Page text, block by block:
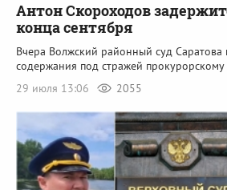
Антон Скороходов
конца сентября
Вчера Волжский районный суд Саратова
содержания под стражей прокурорскому
29 июля 13:06
2055